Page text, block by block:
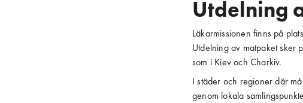
Utdelning
Läkarmissionen finns på
Utdelning av matpaket sker
som i Kiev och Charkiv.
I städer och regioner där
genom lokala